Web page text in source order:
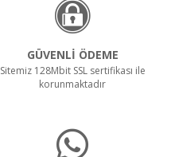
GÜVENLİ ÖDEME
Sitemiz 128Mbit SSL sertifikası ile
korunmaktadır